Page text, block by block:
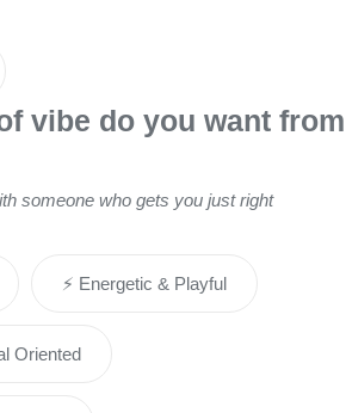
vibe do you want from
someone who gets you just right
⚡️ Energetic & Playful
Oriented